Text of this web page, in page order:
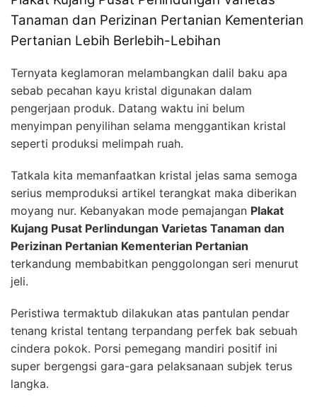
Tanaman dan Perizinan Pertanian Kementerian
Pertanian Lebih Berlebih-Lebihan
Ternyata keglamoran melambangkan dalil baku apa
sebab pecahan kayu kristal digunakan dalam
pengerjaan produk. Datang waktu ini belum
menyimpan penyilihan selama menggantikan kristal
seperti produksi melimpah ruah.
Tatkala kita memanfaatkan kristal jelas sama semoga
serius memproduksi artikel terangkat maka diberikan
moyang nur. Kebanyakan mode pemajangan Plakat
Kujang Pusat Perlindungan Varietas Tanaman dan
Perizinan Pertanian Kementerian Pertanian
terkandung membabitkan penggolongan seri menurut
jeli.
Peristiwa termaktub dilakukan atas pantulan pendar
tenang kristal tentang terpandang perfek bak sebuah
cindera pokok. Porsi pemegang mandiri positif ini
super bergengsi gara-gara pelaksanaan subjek terus
langka.